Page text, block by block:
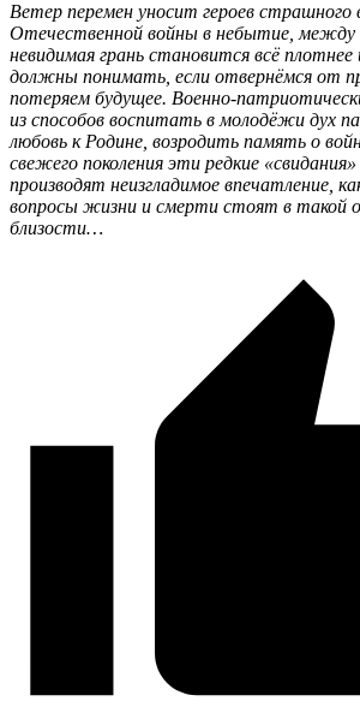
Ветер перемен уносит героев страшного
Отечественной войны в небытие, между
невидимая грань становится всё
должны понимать, если отвернёмся от
потеряем будущее. Военно-
из способов воспитать в молодёжи дух
любовь к Родине, возродить память о
свежего поколения эти редкие
производят неизгладимое впечатление,
вопросы жизни и смерти стоят в такой
близости…